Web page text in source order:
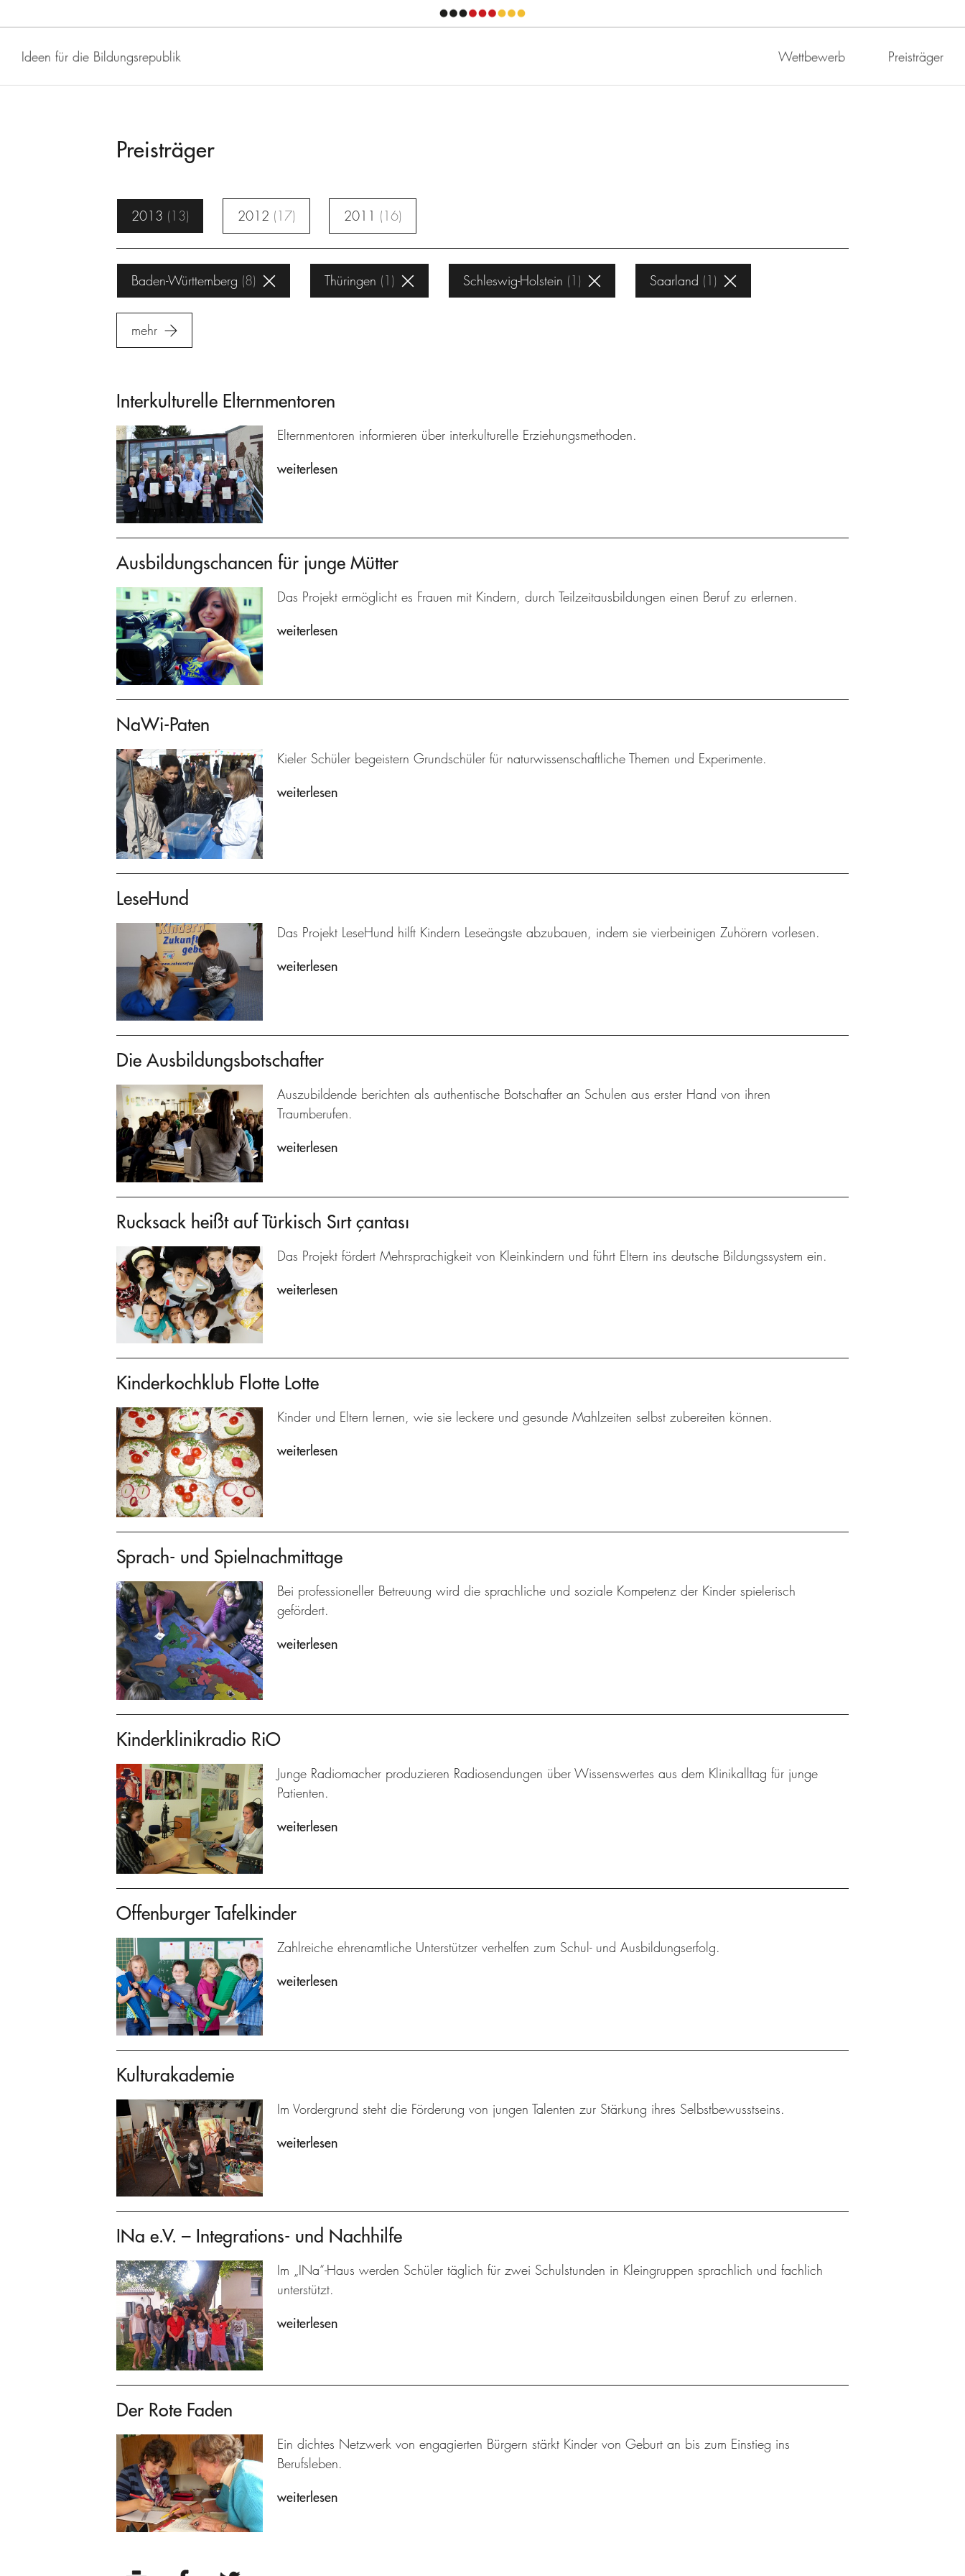
Ideen für die Bildungsrepublik Wettbewerb Preisträger
Preisträger
2013 13 2012 17 2011 16
Baden-Württemberg 8 Thüringen 1 Schleswig-Holstein 1 Saarland 1
mehr
Interkulturelle Elternmentoren
Elternmentoren informieren über interkulturelle Erziehungsmethoden.
weiterlesen
Ausbildungschancen für junge Mütter
Das Projekt ermöglicht es Frauen mit Kindern, durch Teilzeitausbildungen einen Beruf zu erlernen.
weiterlesen
NaWi-Paten
Kieler Schüler begeistern Grundschüler für naturwissenschaftliche Themen und Experimente.
weiterlesen
LeseHund
Das Projekt LeseHund hilft Kindern Leseängste abzubauen, indem sie vierbeinigen Zuhörern vorlesen.
weiterlesen
Die Ausbildungsbotschafter
Auszubildende berichten als authentische Botschafter an Schulen aus erster Hand von ihren
Traumberufen.
weiterlesen
Rucksack heißt auf Türkisch Sırt çantası
Das Projekt fördert Mehrsprachigkeit von Kleinkindern und führt Eltern ins deutsche Bildungssystem ein.
weiterlesen
Kinderkochklub Flotte Lotte
Kinder und Eltern lernen, wie sie leckere und gesunde Mahlzeiten selbst zubereiten können.
weiterlesen
Sprach- und Spielnachmittage
Bei professioneller Betreuung wird die sprachliche und soziale Kompetenz der Kinder spielerisch
gefördert.
weiterlesen
Kinderklinikradio RiO
Junge Radiomacher produzieren Radiosendungen über Wissenswertes aus dem Klinikalltag für junge
Patienten.
weiterlesen
Offenburger Tafelkinder
Zahlreiche ehrenamtliche Unterstützer verhelfen zum Schul- und Ausbildungserfolg.
weiterlesen
Kulturakademie
Im Vordergrund steht die Förderung von jungen Talenten zur Stärkung ihres Selbstbewusstseins.
weiterlesen
INa e.V. – Integrations- und Nachhilfe
Im „INa“-Haus werden Schüler täglich für zwei Schulstunden in Kleingruppen sprachlich und fachlich
unterstützt.
weiterlesen
Der Rote Faden
Ein dichtes Netzwerk von engagierten Bürgern stärkt Kinder von Geburt an bis zum Einstieg ins
Berufsleben.
weiterlesen